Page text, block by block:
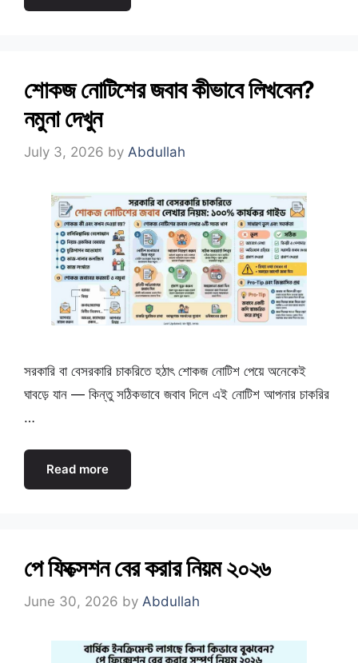
শোকজ নোটিশের জবাব কীভাবে লিখবেন?
নমুনা দেখুন
July 3, 2026 by Abdullah
সরকারি বা বেসরকারি চাকরিতে হঠাৎ শোকজ নোটিশ পেয়ে অনেকেই
ঘাবড়ে যান — কিন্তু সঠিকভাবে জবাব দিলে এই নোটিশ আপনার চাকরির
…
Read more
পে ফিক্সেশন বের করার নিয়ম ২০২৬
June 30, 2026 by Abdullah